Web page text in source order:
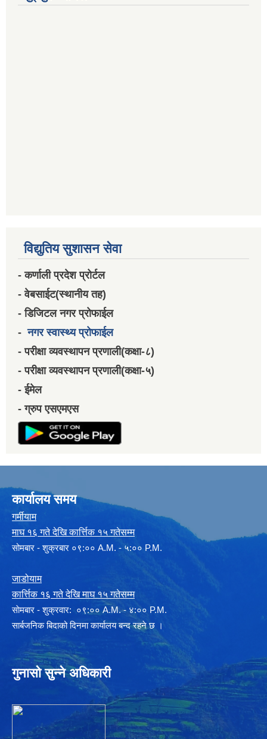
विद्युतिय सुशासन सेवा
- कर्णाली प्रदेश प्रोर्टल
- वेबसाईट(स्थानीय तह)
- डिजिटल नगर प्रोफाईल
-नगर स्वास्थ्य प्रोफाईल
- परीक्षा व्यवस्थापन प्रणाली(कक्षा-८)
- परीक्षा व्यवस्थापन प्रणाली(कक्षा-५)
- ईमेल
- ग्रुप एसएमएस
कार्यालय समय
गर्मीयाम
माघ १६ गते देखि कार्त्तिक १५ गतेसम्म
सोमबार - शुक्रबार ०९:०० A.M. - ५:०० P.M.
जाडोयाम
कार्त्तिक १६ गते देखि माघ १५ गतेसम्म
साेमबार - शुक्रवार: ०९:०० A.M. - ४:०० P.M.
सार्बजनिक बिदाको दिनमा कार्यालय बन्द रहने छ ।
गुनासो सुन्ने अधिकारी